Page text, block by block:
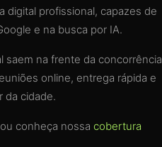
digital profissional, capazes de
e na busca por IA.
saem na frente da concorrência
online, entrega rápida e
da cidade.
ou conheça nossa cobertura